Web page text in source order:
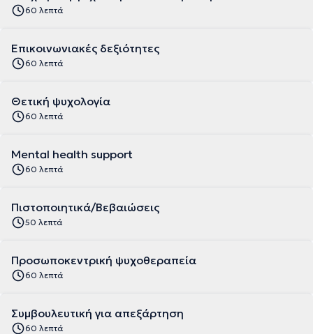
60 λεπτά
Επικοινωνιακές δεξιότητες
60 λεπτά
Θετική ψυχολογία
60 λεπτά
Μental health support
60 λεπτά
Πιστοποιητικά/Βεβαιώσεις
50 λεπτά
Προσωποκεντρική ψυχοθεραπεία
60 λεπτά
Συμβουλευτική για απεξάρτηση
60 λεπτά